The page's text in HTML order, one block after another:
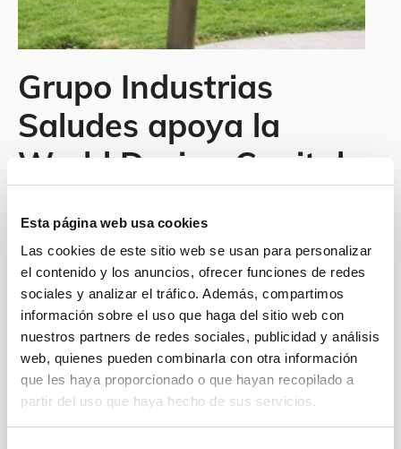
Esta página web usa cookies
Las cookies de este sitio web se usan para personalizar
el contenido y los anuncios, ofrecer funciones de redes
sociales y analizar el tráfico. Además, compartimos
información sobre el uso que haga del sitio web con
nuestros partners de redes sociales, publicidad y análisis
web, quienes pueden combinarla con otra información
que les haya proporcionado o que hayan recopilado a
partir del uso que haya hecho de sus servicios.
Grupo Industrias
Saludes apoya la
World Design Capital
creación de
equipamientos para
espacios en el entorno
urbano
30/07/2021
Industrias Saludes quiere contribuir a que el diseño